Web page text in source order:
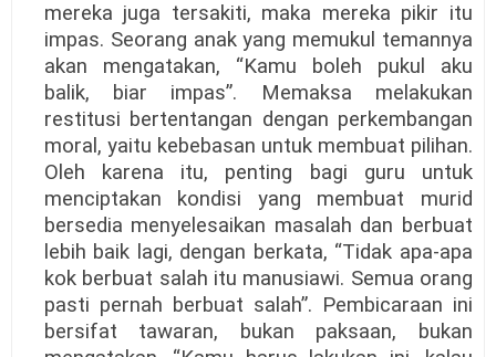
mereka juga tersakiti, maka mereka pikir itu
impas. Seorang anak yang memukul temannya
akan mengatakan, “Kamu boleh pukul aku
balik, biar impas”. Memaksa melakukan
restitusi bertentangan dengan perkembangan
moral, yaitu kebebasan untuk membuat pilihan.
Oleh karena itu, penting bagi guru untuk
menciptakan kondisi yang membuat murid
bersedia menyelesaikan masalah dan berbuat
lebih baik lagi, dengan berkata, “Tidak apa-apa
kok berbuat salah itu manusiawi. Semua orang
pasti pernah berbuat salah”. Pembicaraan ini
bersifat tawaran, bukan paksaan, bukan